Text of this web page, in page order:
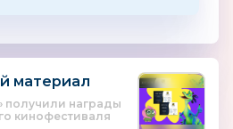
материал
получили награды
кинофестиваля